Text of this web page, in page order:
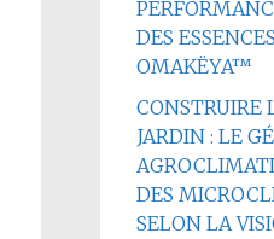
DES
OMAKËYA™
CONSTRUIRE
JARDIN : LE
DES
SELON LA